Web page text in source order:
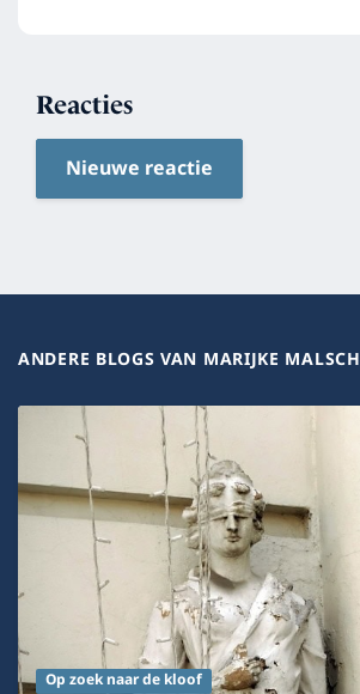
Reacties
Nieuwe reactie
ANDERE BLOGS VAN MARIJKE MALSCH
Op zoek naar de kloof